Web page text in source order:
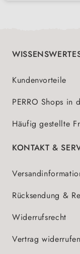
Kundenvorteile
PERRO Shops in
Häufig gestellte
KONTAKT &
Rücksendung &
Widerrufsrecht
Vertrag widerrufen